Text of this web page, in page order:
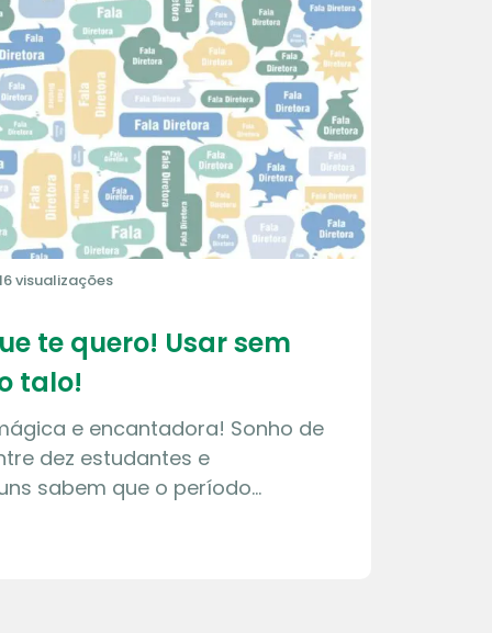
visualizações
te quero! Usar sem
talo!
e encantadora! Sonho de
dez estudantes e
sabem que o período…